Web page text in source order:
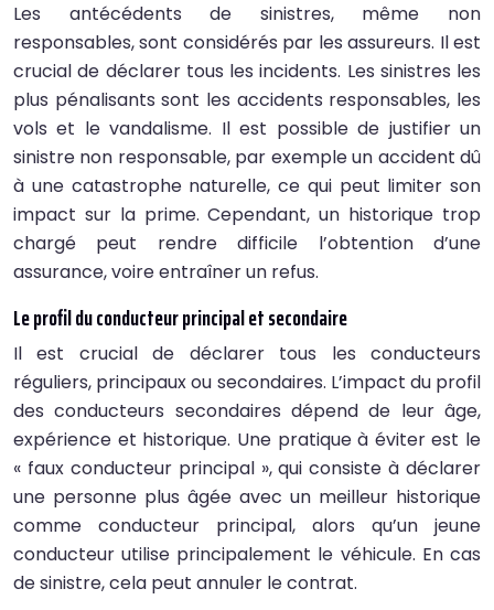
Les antécédents de sinistres, même non
responsables, sont considérés par les assureurs. Il est
crucial de déclarer tous les incidents. Les sinistres les
plus pénalisants sont les accidents responsables, les
vols et le vandalisme. Il est possible de justifier un
sinistre non responsable, par exemple un accident dû
à une catastrophe naturelle, ce qui peut limiter son
impact sur la prime. Cependant, un historique trop
chargé peut rendre difficile l’obtention d’une
assurance, voire entraîner un refus.
Le profil du conducteur principal et secondaire
Il est crucial de déclarer tous les conducteurs
réguliers, principaux ou secondaires. L’impact du profil
des conducteurs secondaires dépend de leur âge,
expérience et historique. Une pratique à éviter est le
« faux conducteur principal », qui consiste à déclarer
une personne plus âgée avec un meilleur historique
comme conducteur principal, alors qu’un jeune
conducteur utilise principalement le véhicule. En cas
de sinistre, cela peut annuler le contrat.